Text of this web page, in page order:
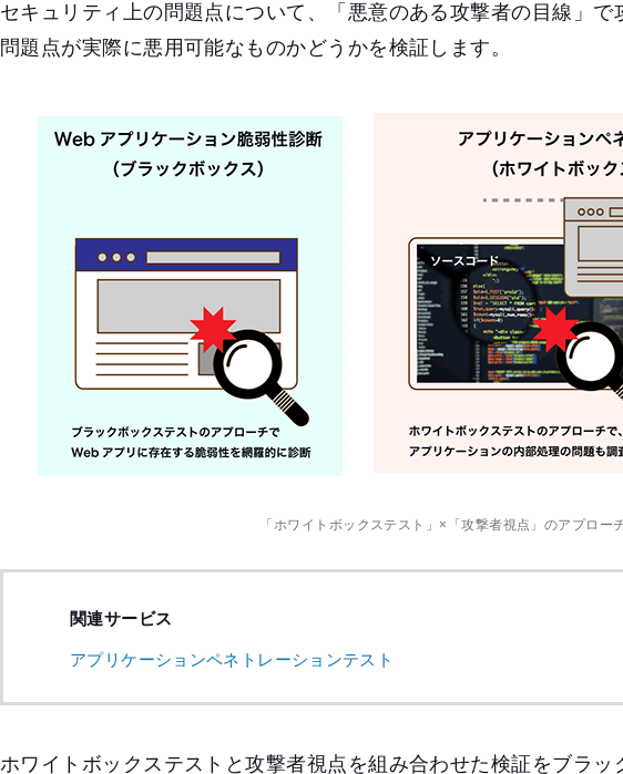
セキュリティ上の問題点について、「悪意のある攻撃者の目線」
問題点が実際に悪用可能なものかどうかを検証します。
「ホワイトボックステスト」×「攻撃者視点」のアプロー
関連サービス
アプリケーションペネトレーションテスト
ホワイトボックステストと攻撃者視点を組み合わせた検証をブラッ